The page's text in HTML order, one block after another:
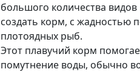
большого количества
создать корм, с жадностью
плотоядных рыб.
Этот плавучий корм
помутнение воды, обычно